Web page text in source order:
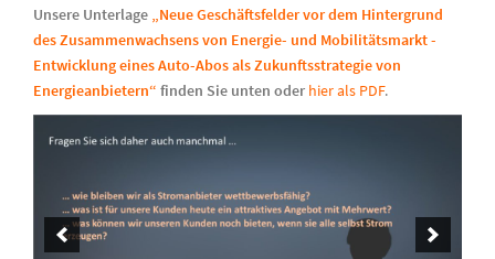
Unsere Unterlage „Neue Geschäftsfelder vor dem Hintergrund
des Zusammenwachsens von Energie- und Mobilitätsmarkt -
Entwicklung eines Auto-Abos als Zukunftsstrategie von
Energieanbietern“ finden Sie unten oder hier als PDF.